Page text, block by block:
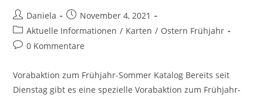
Daniela
November 4, 2021
Aktuelle Informationen / Karten / Ostern Frühjahr
0 Kommentare
Vorabaktion zum Frühjahr-Sommer Katalog Bereits seit
Dienstag gibt es eine spezielle Vorabaktion zum Frühjahr-